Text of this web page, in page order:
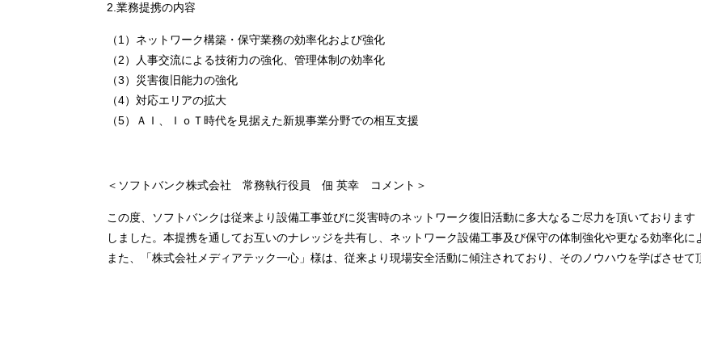
2.業務提携の内容
（1）ネットワーク構築・保守業務の効率化および強化
（2）人事交流による技術力の強化、管理体制の効率化
（3）災害復旧能力の強化
（4）対応エリアの拡大
（5）ＡＩ、ＩｏＴ時代を見据えた新規事業分野での相互支援
＜ソフトバンク株式会社 常務執行役員 佃 英幸 コメント＞
この度、ソフトバンクは従来より設備工事並びに災害時のネットワーク復旧活動に多大なるご尽力を頂いておりま
しました。本提携を通してお互いのナレッジを共有し、ネットワーク設備工事及び保守の体制強化や更なる効率化に
また、「株式会社メディアテック一心」様は、従来より現場安全活動に傾注されており、そのノウハウを学ばさせて